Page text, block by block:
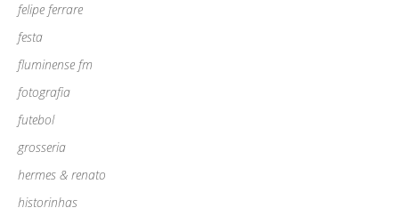
felipe ferrare
festa
fluminense fm
fotografia
futebol
grosseria
hermes & renato
historinhas